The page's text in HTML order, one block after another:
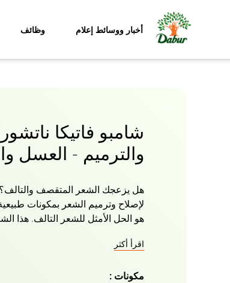
أخبار ووسائط إعلام وظائف
شامبو فاتيكا
والترميم - العسل
هل يزعجك الشعر المتقصف والتالف؟
لإصلاح وترميم الشعر بمكونات
هو الحل الأمثل للشعر التالف. هذا
من الجذور إلى الأطراف ويجدد رطوبته.
اقرأ أكثر
مكونات :